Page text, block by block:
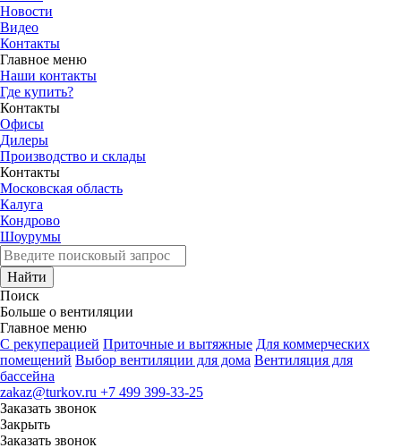
Новости
Видео
Контакты
Главное меню
Наши контакты
Где купить?
Контакты
Офисы
Дилеры
Производство и склады
Контакты
Московская область
Калуга
Кондрово
Шоурумы
Найти
Поиск
Больше о вентиляции
Главное меню
C рекуперацией Приточные и вытяжные Для коммерческих
помещений Выбор вентиляции для дома Вентиляция для
бассейна
zakaz@turkov.ru +7 499 399-33-25
Заказать звонок
Закрыть
Заказать звонок